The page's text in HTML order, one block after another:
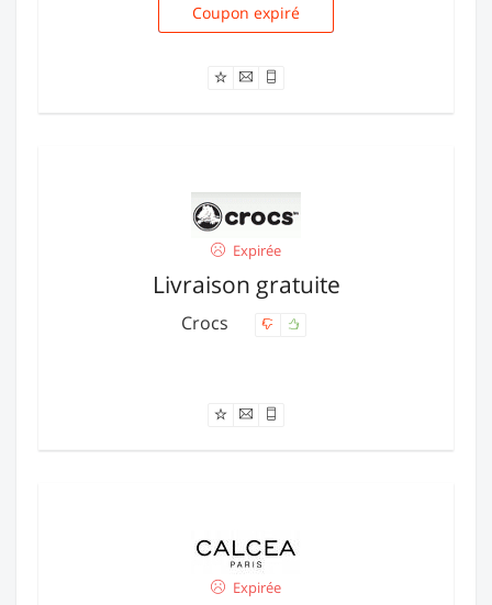
RENTREE12
Coupon expiré
Expirée
Livraison gratuite
Crocs
Expirée